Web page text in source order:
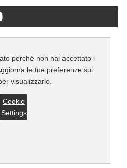
perché non hai accettato i
le tue preferenze sui
visualizzarlo.
Cookie
Settings